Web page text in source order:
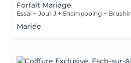
Forfait Mariage
Mariée